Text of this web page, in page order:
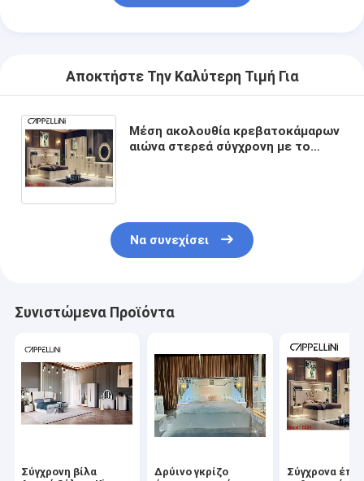
Αποκτήστε Την Καλύτερη Τιμή Για
Μέση ακολουθία κρεβατοκάμαρων
αιώνα στερεά σύγχρονη με το
Να συνεχίσει
Συνιστώμενα Προϊόντα
Σύγχρονη βίλα
Δρύινο γκρίζο
Σύγχρονα